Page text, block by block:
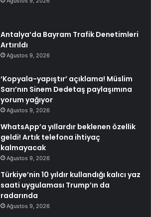
Antalya’da Bayram Trafik Denetimleri
Artırıldı
Ağustos 9, 2026
‘Kopyala-yapıştır’ açıklama! Müslim
Sarı’nın Sinem Dedetaş paylaşımına
yorum yağıyor
Ağustos 9, 2026
WhatsApp’a yıllardır beklenen özellik
geldi! Artık telefona ihtiyaç
kalmayacak
Ağustos 9, 2026
Türkiye’nin 10 yıldır kullandığı kalıcı yaz
saati uygulaması Trump’ın da
radarında
Ağustos 9, 2026